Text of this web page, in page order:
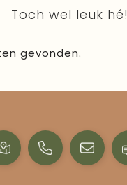
Toch wel leuk hé!
gevonden.